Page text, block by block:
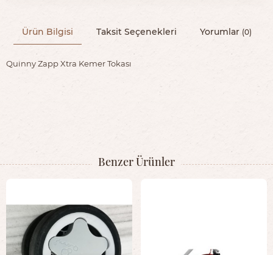
Ürün Bilgisi Taksit Seçenekleri Yorumlar (0)
Quinny Zapp Xtra Kemer Tokası
Benzer Ürünler